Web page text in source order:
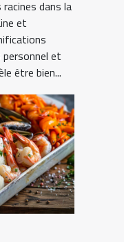
dans la
et
et
être bien...